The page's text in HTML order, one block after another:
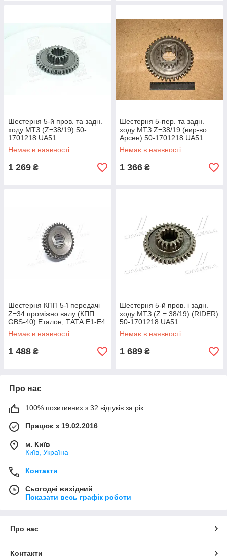
Шестерня 5-й пров. та задн.
ходу МТЗ (Z=38/19) 50-
1701218 UA51
Немає в наявності
1 269 ₴
Шестерня 5-пер. та задн.
ходу МТЗ Z=38/19 (вир-во
Арсен) 50-1701218 UA51
Немає в наявності
1 366 ₴
Шестерня КПП 5-ї передачі
Z=34 проміжно валу (КПП
GBS-40) Еталон, ТАТА Е1-Е4
(RIDER) RD250526305407
UA51
Немає в наявності
1 488 ₴
Шестерня 5-й пров. і задн.
ходу МТЗ (Z = 38/19) (RIDER)
50-1701218 UA51
Немає в наявності
1 689 ₴
Про нас
100% позитивних з 32 відгуків за рік
Працює з 19.02.2016
м. Київ
Київ, Україна
Контакти
Сьогодні вихідний
Показати весь графік роботи
Про нас
Контакти